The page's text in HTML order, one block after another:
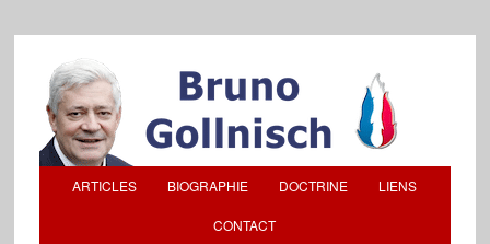
ARTICLES BIOGRAPHIE DOCTRINE LIENS
CONTACT